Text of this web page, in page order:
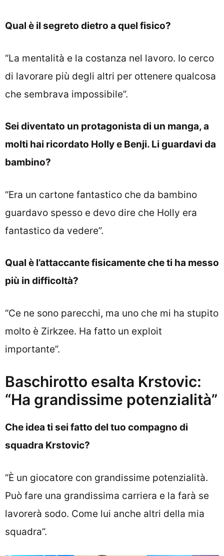
Qual è il segreto dietro a quel fisico?
“La mentalità e la costanza nel lavoro. Io cerco
di lavorare più degli altri per ottenere qualcosa
che sembrava impossibile”.
Sei diventato un protagonista di un manga, a
molti hai ricordato Holly e Benji. Li guardavi da
bambino?
“Era un cartone fantastico che da bambino
guardavo spesso e devo dire che Holly era
fantastico da vedere”.
Qual è l’attaccante fisicamente che ti ha messo
più in difficoltà?
“Ce ne sono parecchi, ma uno che mi ha stupito
molto è Zirkzee. Ha fatto un exploit
importante”.
Baschirotto esalta Krstovic:
“Ha grandissime potenzialità”
Che idea ti sei fatto del tuo compagno di
squadra Krstovic?
“È un giocatore con grandissime potenzialità.
Può fare una grandissima carriera e la farà se
lavorerà sodo. Come lui anche altri della mia
squadra”.